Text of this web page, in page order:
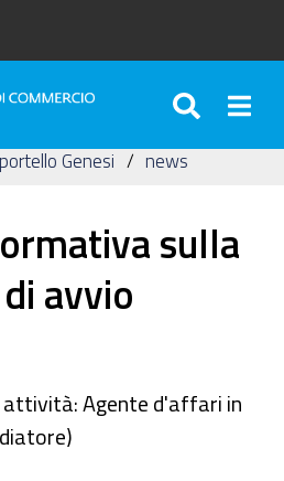
Genesi news
sulla
avvio
attività: Agente d'affari in